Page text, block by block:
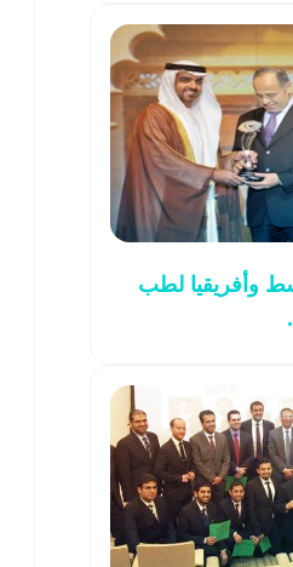
وأفريقيا لطب